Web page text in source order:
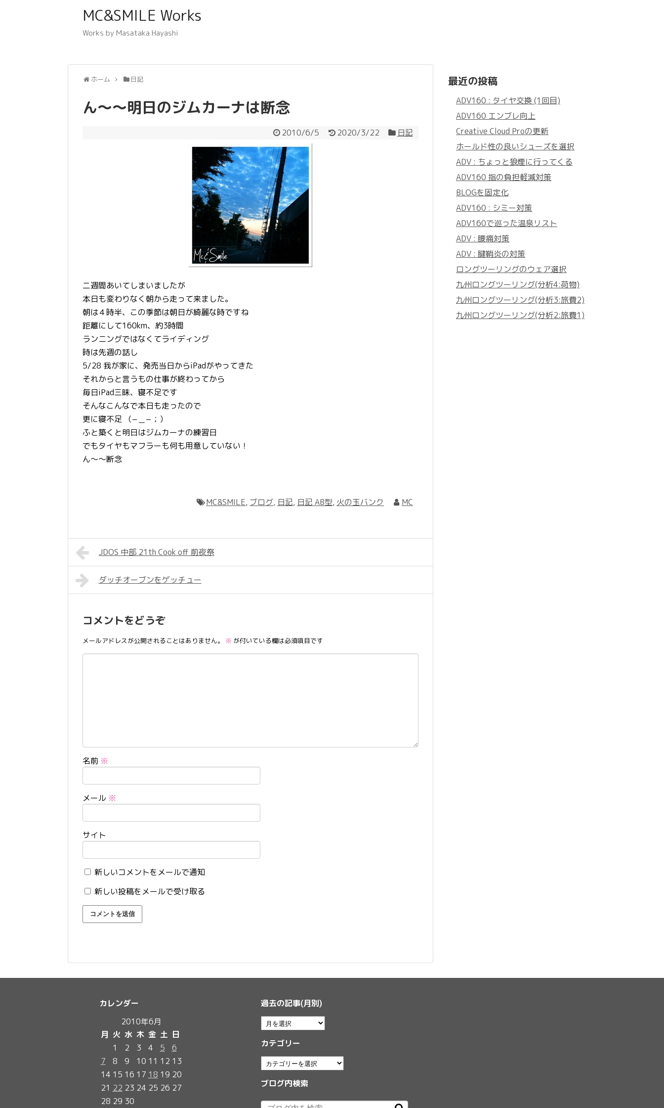
MC&SMILE Works
Works by Masataka Hayashi
ホーム 日記
ん～～明日のジムカーナは断念
2010/6/5 2020/3/22 日記
二週間あいてしまいましたが
本日も変わりなく朝から走って来ました。
朝は４時半、この季節は朝日が綺麗な時ですね
距離にして160km、約3時間
ランニングではなくてライディング
時は先週の話し
5/28 我が家に、発売当日からiPadがやってきた
それからと言うもの仕事が終わってから
毎日iPad三昧、寝不足です
そんなこんなで本日も走ったので
更に寝不足 （−＿−；）
ふと築くと明日はジムカーナの練習日
でもタイヤもマフラーも何も用意していない！
ん～～断念
MC&SMILE, ブログ, 日記, 日記 AB型, 火の玉バンク MC
JDOS 中部 21th Cook off 前夜祭
ダッチオーブンをゲッチュー
コメントをどうぞ
メールアドレスが公開されることはありません。 ※ が付いている欄は必須項目です
名前 ※
メール ※
サイト
新しいコメントをメールで通知
新しい投稿をメールで受け取る
最近の投稿
ADV160 : タイヤ交換 (1回目)
ADV160 エンブレ向上
Creative Cloud Proの更新
ホールド性の良いシューズを選択
ADV : ちょっと狼煙に行ってくる
ADV160 指の負担軽減対策
BLOGを固定化
ADV160 : シミー対策
ADV160で巡った温泉リスト
ADV : 腰痛対策
ADV : 腱鞘炎の対策
ロングツーリングのウェア選択
九州ロングツーリング(分析4:荷物)
九州ロングツーリング(分析3:旅費2)
九州ロングツーリング(分析2:旅費1)
カレンダー
2010年6月
月 火 水 木 金 土 日
1
2 3 4 5
6
7
8 9 10 11 12 13
14 15 16 17 18 19 20
21 22 23 24 25 26 27
28 29 30
過去の記事(月別)
カテゴリー
ブログ内検索